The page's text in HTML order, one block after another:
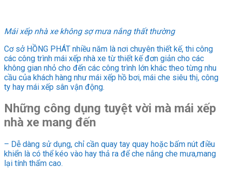
Mái xếp nhà xe không sợ mưa nắng thất thường
Cơ sở HỒNG PHÁT nhiều năm là nơi chuyên thiết kế, thi công
các công trình mái xếp nhà xe từ thiết kế đơn giản cho các
không gian nhỏ cho đến các công trình lớn khác theo từng nhu
cầu của khách hàng như mái xếp hồ bơi, mái che siêu thị, công
ty hay mái xếp sân vận động.
Những công dụng tuyệt vời mà mái xếp
nhà xe mang đến
– Dễ dàng sử dụng, chỉ cần quay tay quay hoặc bấm nút điều
khiển là có thể kéo vào hay thả ra để che nắng che mưa,mang
lại tính thẩm cao.